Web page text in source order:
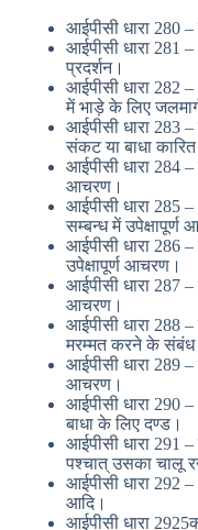
आईपीसी धारा 280
आईपीसी धारा 281
प्रदर्शन।
आईपीसी धारा 282
में भाड़े के लिए
आईपीसी धारा 283 –
संकट या बाधा
आईपीसी धारा 284 –
आचरण।
आईपीसी धारा 285
सम्बन्ध में उपेक्षापूर्ण
आईपीसी धारा 286
उपेक्षापूर्ण आचरण।
आईपीसी धारा 287 –
आचरण।
आईपीसी धारा 288 –
मरम्मत करने के संबंध
आईपीसी धारा 289
आचरण।
आईपीसी धारा 290
बाधा के लिए दण्ड।
आईपीसी धारा 291
पश्चात् उसका चालू
आईपीसी धारा 292
आदि।
आईपीसी धारा 2925क